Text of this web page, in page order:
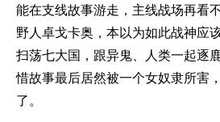
能在支线故事游走，主线战场再看
野人卓戈卡奥，本以为如此战神应
扫荡七大国，跟异鬼、人类一起逐
惜故事最后居然被一个女奴隶所害
了。